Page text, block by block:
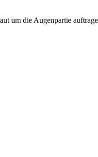
um die Augenpartie